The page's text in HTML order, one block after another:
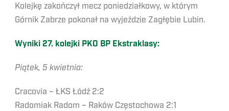
Kolejkę zakończył mecz poniedziałkowy, w którym
Górnik Zabrze pokonał na wyjeździe Zagłębie Lubin.
Wyniki 27. kolejki PKO BP Ekstraklasy:
Piątek, 5 kwietnia:
Cracovia – ŁKS Łódź 2:2
Radomiak Radom – Raków Częstochowa 2:1